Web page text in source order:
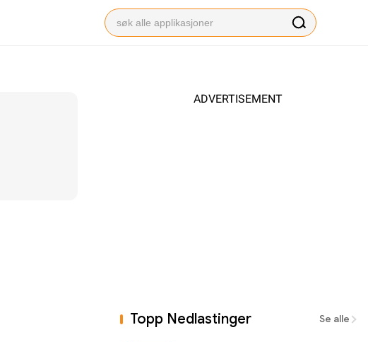
ADVERTISEMENT
Topp Nedlastinger Se alle